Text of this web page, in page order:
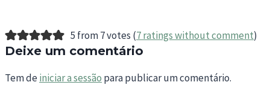
5 from 7 votes (7 ratings without comment)
Deixe um comentário
Tem deiniciar a sessão para publicar um comentário.